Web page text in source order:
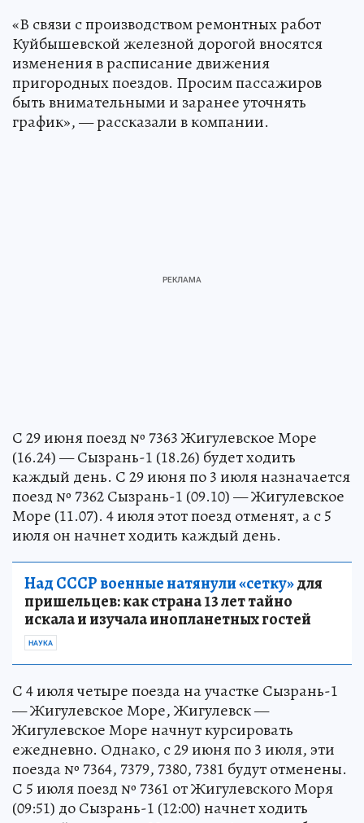
«В связи с производством ремонтных работ
Куйбышевской железной дорогой вносятся
изменения в расписание движения
пригородных поездов. Просим пассажиров
быть внимательными и заранее уточнять
график», — рассказали в компании.
С 29 июня поезд № 7363 Жигулевское Море
(16.24) — Сызрань-1 (18.26) будет ходить
каждый день. С 29 июня по 3 июля назначается
поезд № 7362 Сызрань-1 (09.10) — Жигулевское
Море (11.07). 4 июля этот поезд отменят, а с 5
июля он начнет ходить каждый день.
Над СССР военные натянули «сетку»для
пришельцев: как страна 13 лет тайно
искала и изучала инопланетных гостей
НАУКА
С 4 июля четыре поезда на участке Сызрань-1
— Жигулевское Море, Жигулевск —
Жигулевское Море начнут курсировать
ежедневно. Однако, с 29 июня по 3 июля, эти
поезда № 7364, 7379, 7380, 7381 будут отменены.
С 5 июля поезд № 7361 от Жигулевского Моря
(09:51) до Сызрань-1 (12:00) начнет ходить